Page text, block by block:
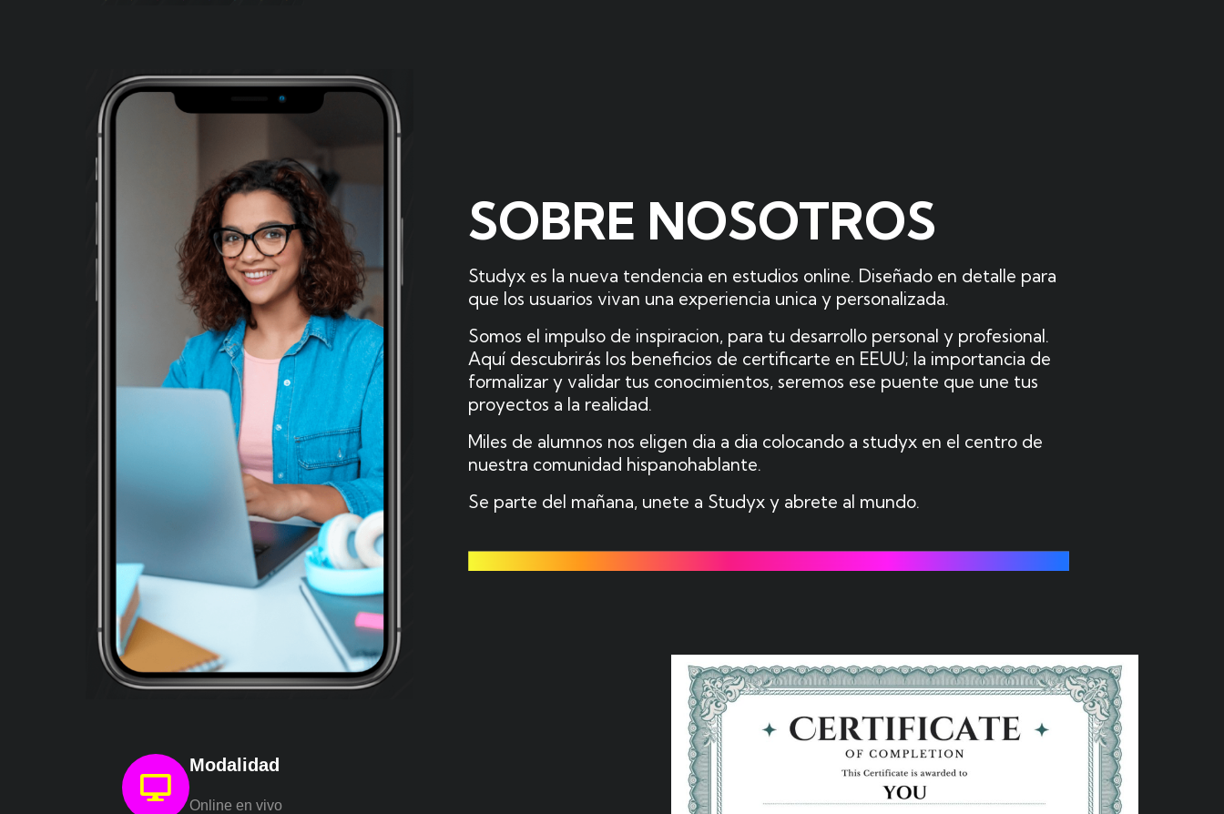
SOBRE NOSOTROS
Studyx es la nueva tendencia en estudios online. Diseñado en detalle para
que los usuarios vivan una experiencia unica y personalizada.
Somos el impulso de inspiracion, para tu desarrollo personal y profesional.
Aquí descubrirás los beneficios de certificarte en EEUU; la importancia de
formalizar y validar tus conocimientos, seremos ese puente que une tus
proyectos a la realidad.
Miles de alumnos nos eligen dia a dia colocando a studyx en el centro de
nuestra comunidad hispanohablante.
Se parte del mañana, unete a Studyx y abrete al mundo.
Modalidad
Online en vivo